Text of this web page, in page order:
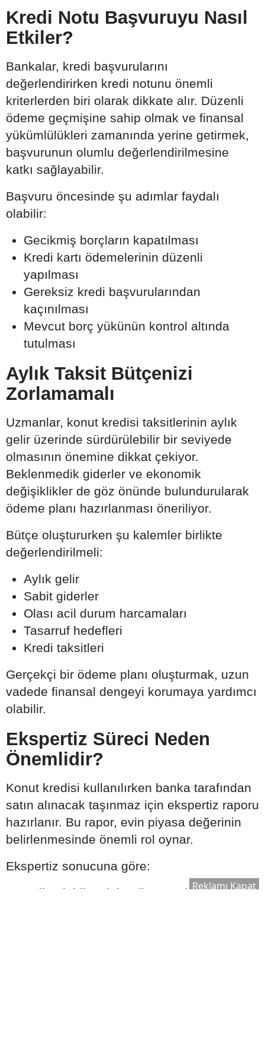
Kredi Notu Başvuruyu Nasıl
Etkiler?
Bankalar, kredi başvurularını
değerlendirirken kredi notunu önemli
kriterlerden biri olarak dikkate alır. Düzenli
ödeme geçmişine sahip olmak ve finansal
yükümlülükleri zamanında yerine getirmek,
başvurunun olumlu değerlendirilmesine
katkı sağlayabilir.
Başvuru öncesinde şu adımlar faydalı
olabilir:
Gecikmiş borçların kapatılması
Kredi kartı ödemelerinin düzenli
yapılması
Gereksiz kredi başvurularından
kaçınılması
Mevcut borç yükünün kontrol altında
tutulması
Aylık Taksit Bütçenizi
Zorlamamalı
Uzmanlar, konut kredisi taksitlerinin aylık
gelir üzerinde sürdürülebilir bir seviyede
olmasının önemine dikkat çekiyor.
Beklenmedik giderler ve ekonomik
değişiklikler de göz önünde bulundurularak
ödeme planı hazırlanması öneriliyor.
Bütçe oluştururken şu kalemler birlikte
değerlendirilmeli:
Aylık gelir
Sabit giderler
Olası acil durum harcamaları
Tasarruf hedefleri
Kredi taksitleri
Gerçekçi bir ödeme planı oluşturmak, uzun
vadede finansal dengeyi korumaya yardımcı
olabilir.
Ekspertiz Süreci Neden
Önemlidir?
Konut kredisi kullanılırken banka tarafından
satın alınacak taşınmaz için ekspertiz raporu
hazırlanır. Bu rapor, evin piyasa değerinin
belirlenmesinde önemli rol oynar.
Ekspertiz sonucuna göre:
Kullanılabilecek kredi tutarı değişebilir.
Reklamı Kapat